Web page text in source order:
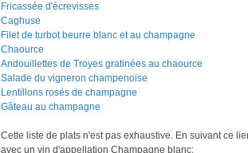
Fricassée d'écrevisses
Caghuse
Filet de turbot beurre blanc et au champagne
Chaource
Andouillettes de Troyes gratinées au chaource
Salade du vigneron champenoise
Lentillons rosés de champagne
Gâteau au champagne
Cette liste de plats n'est pas exhaustive. En suivant ce
avec un vin d'appellation Champagne blanc: